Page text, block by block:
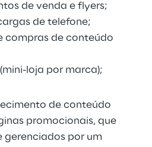
de venda e flyers;
de telefone;
compras de conteúdo
loja por marca);
de conteúdo
promocionais, que
gerenciados por um